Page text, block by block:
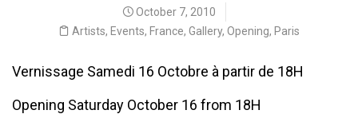
October 7, 2010
Artists, Events, France, Gallery, Opening, Paris
Vernissage Samedi 16 Octobre à partir de 18H
Opening Saturday October 16 from 18H